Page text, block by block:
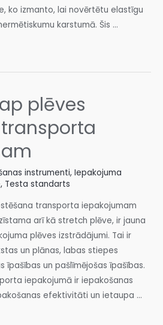
ko izmanto, lai novērtētu elastīgu
karstumā. Šis ...
plēves
instrumenti, Iepakojuma
, Testa standarts
transporta iepakojumam
arī kā stretch plēve, ir jauna
plēves izstrādājumi. Tai ir
un plānas, labas stiepes
īpašības un pašlīmējošas īpašības.
iepakojumā ir iepakošanas
efektivitāti un ietaupa ...